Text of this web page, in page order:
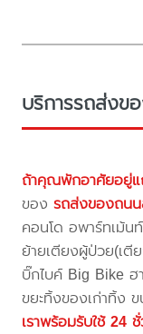
บริการรถส่งข
ถ้าคุณพักอาศัยอยู่
ของรถส่งของถนน
คอนโด อพาร์ทเม้น
ย้ายเตียงผู้ป่วย(เตี
บิ๊กไบค์ Big Bike
ขยะทิ้งของเก่าทิ้ง ข
เราพร้อมรับใช้ 24